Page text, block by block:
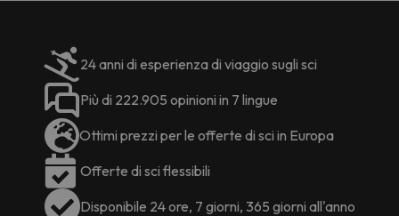
24 anni di esperienza di viaggio sugli sci
Più di 222.905 opinioni in 7 lingue
Ottimi prezzi per le offerte di sci in Europa
Offerte di sci flessibili
Disponibile 24 ore, 7 giorni, 365 giorni all'anno